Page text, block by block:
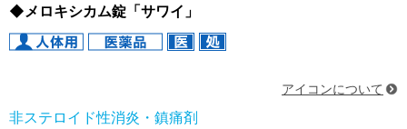
◆メロキシカム錠「サワイ」
アイコンについて
非ステロイド性消炎・鎮痛剤